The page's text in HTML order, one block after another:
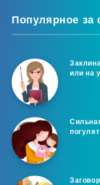
Популярное за
или на